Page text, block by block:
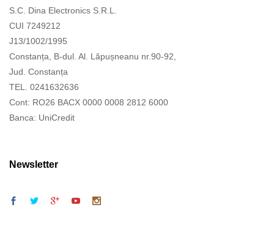
S.C. Dina Electronics S.R.L.
CUI 7249212
J13/1002/1995
Constanța, B-dul. Al. Lăpușneanu nr.90-92,
Jud. Constanța
TEL. 0241632636
Cont: RO26 BACX 0000 0008 2812 6000
Banca: UniCredit
Newsletter